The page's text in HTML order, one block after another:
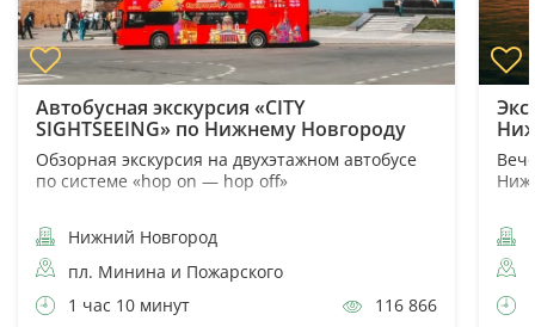
Автобусная экскурсия «CITY
SIGHTSEEING» по Нижнему Новгороду
Обзорная экскурсия на двухэтажном автобусе
по системе «hop on — hop off»
Нижний Новгород
пл. Минина и Пожарского
1 час 10 минут
116 866